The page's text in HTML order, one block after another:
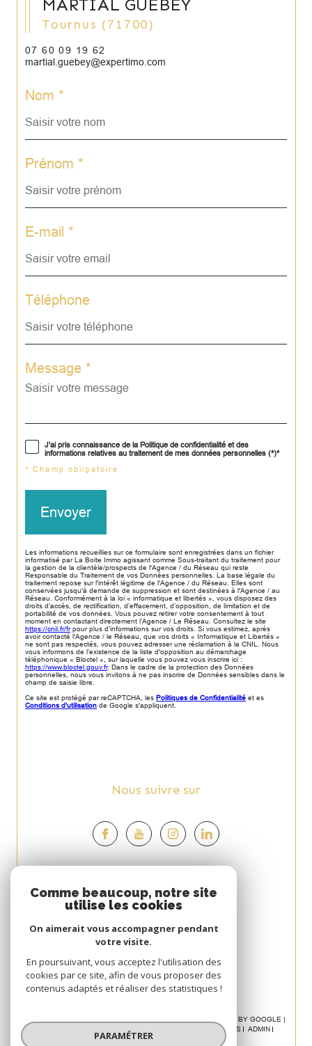
MARTIAL GUÉBEY
Tournus (71700)
07 60 09 19 62
martial.guebey@expertimo.com
Nom *
Prénom *
E-mail *
Téléphone
Message *
J'ai pris connaissance de la Politique de confidentialité et des
informations relatives au traitement de mes données personnelles (*)*
* Champ obligatoire
Envoyer
Les informations recueillies sur ce formulaire sont enregistrées dans un fichier
informatisé par La Boite Immo agissant comme Sous-traitant du traitement pour
la gestion de la clientèle/prospects de l'Agence / du Réseau qui reste
Responsable du Traitement de vos Données personnelles. La base légale du
traitement repose sur l'intérêt légitime de l'Agence / du Réseau. Elles sont
conservées jusqu'à demande de suppression et sont destinées à l'Agence / au
Réseau. Conformément à la loi « informatique et libertés », vous disposez des
droits d’accès, de rectification, d’effacement, d’opposition, de limitation et de
portabilité de vos données. Vous pouvez retirer votre consentement à tout
moment en contactant directement l’Agence / Le Réseau. Consultez le site
https://cnil.fr/frpour plus d’informations sur vos droits. Si vous estimez, après
avoir contacté l'Agence / le Réseau, que vos droits « Informatique et Libertés »
ne sont pas respectés, vous pouvez adresser une réclamation à la CNIL. Nous
vous informons de l’existence de la liste d'opposition au démarchage
téléphonique « Bloctel », sur laquelle vous pouvez vous inscrire ici :
https://www.bloctel.gouv.fr. Dans le cadre de la protection des Données
personnelles, nous vous invitons à ne pas inscrire de Données sensibles dans le
champ de saisie libre.
Ce site est protégé par reCAPTCHA, les Politiques de Confidentialité et es
Conditions d'utilisation de Google s'appliquent.
Nous suivre sur
Espace
PROPRIÉTAIRE
Se connecter
Avis
CLIENT
© 2026 | TOUS DROITS RÉSERVÉS | TRADUCTION POWERED BY GOOGLE |
PLAN DU SITE MENTIONS LÉGALES
ADMIN
POLITIQUE RGPD
Comme beaucoup, notre site
utilise les cookies
On aimerait vous accompagner pendant
votre visite.
En poursuivant, vous acceptez l'utilisation des
cookies par ce site, afin de vous proposer des
contenus adaptés et réaliser des statistiques !
PARAMÉTRER